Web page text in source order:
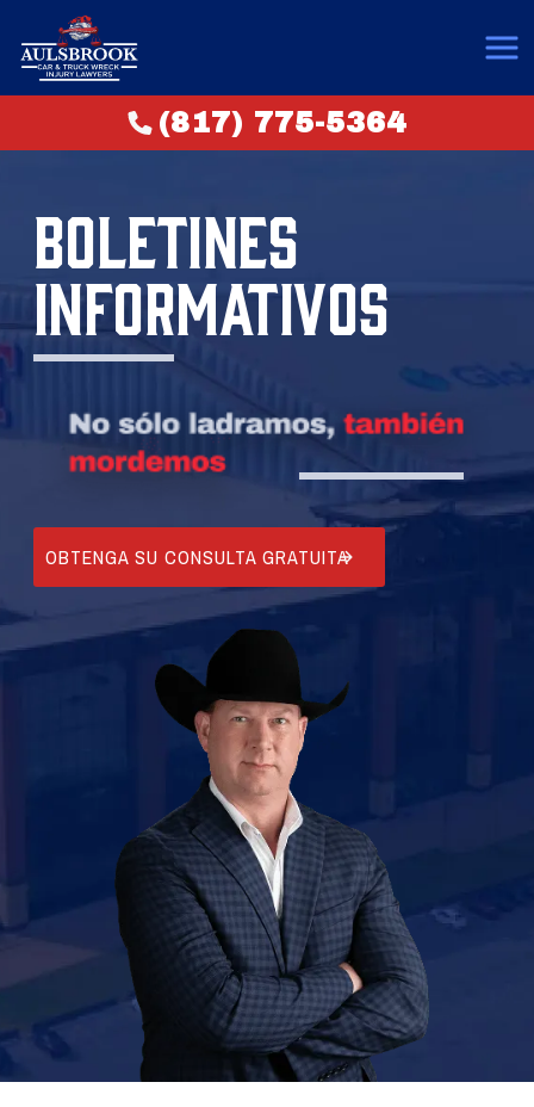
(817) 775-5364
BOLETINES
INFORMATIVOS
OBTENGA SU CONSULTA GRATUITA